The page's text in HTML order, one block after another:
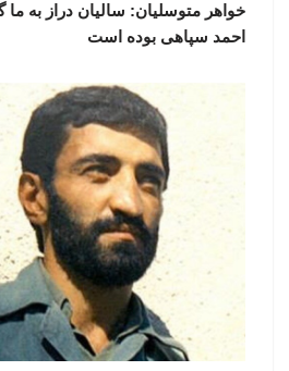
خواهر متوسلیان: سالیان دراز به ما
احمد سپاهی بوده است